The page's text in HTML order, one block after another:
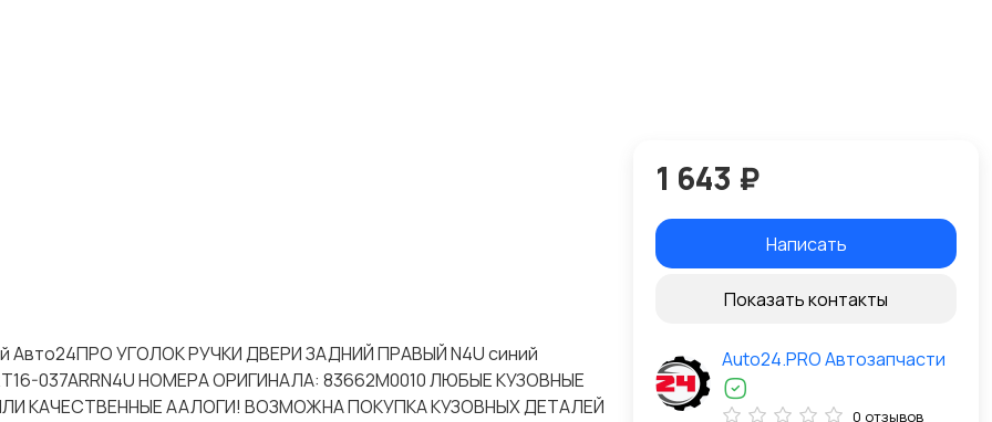
Авто24ПРО УГОЛОК РУЧКИ ДВЕРИ ЗАДНИЙ ПРАВЫЙ N4U синий
037ARRN4U НОМЕРА ОРИГИНАЛА: 83662M0010 ЛЮБЫЕ КУЗОВНЫЕ
КАЧЕСТВЕННЫЕ ААЛОГИ! ВОЗМОЖНА ПОКУПКА КУЗОВНЫХ ДЕТАЛЕЙ
1 643 ₽
Написать
Показать контакты
Auto24.PRO Автозапчасти
0 отзывов